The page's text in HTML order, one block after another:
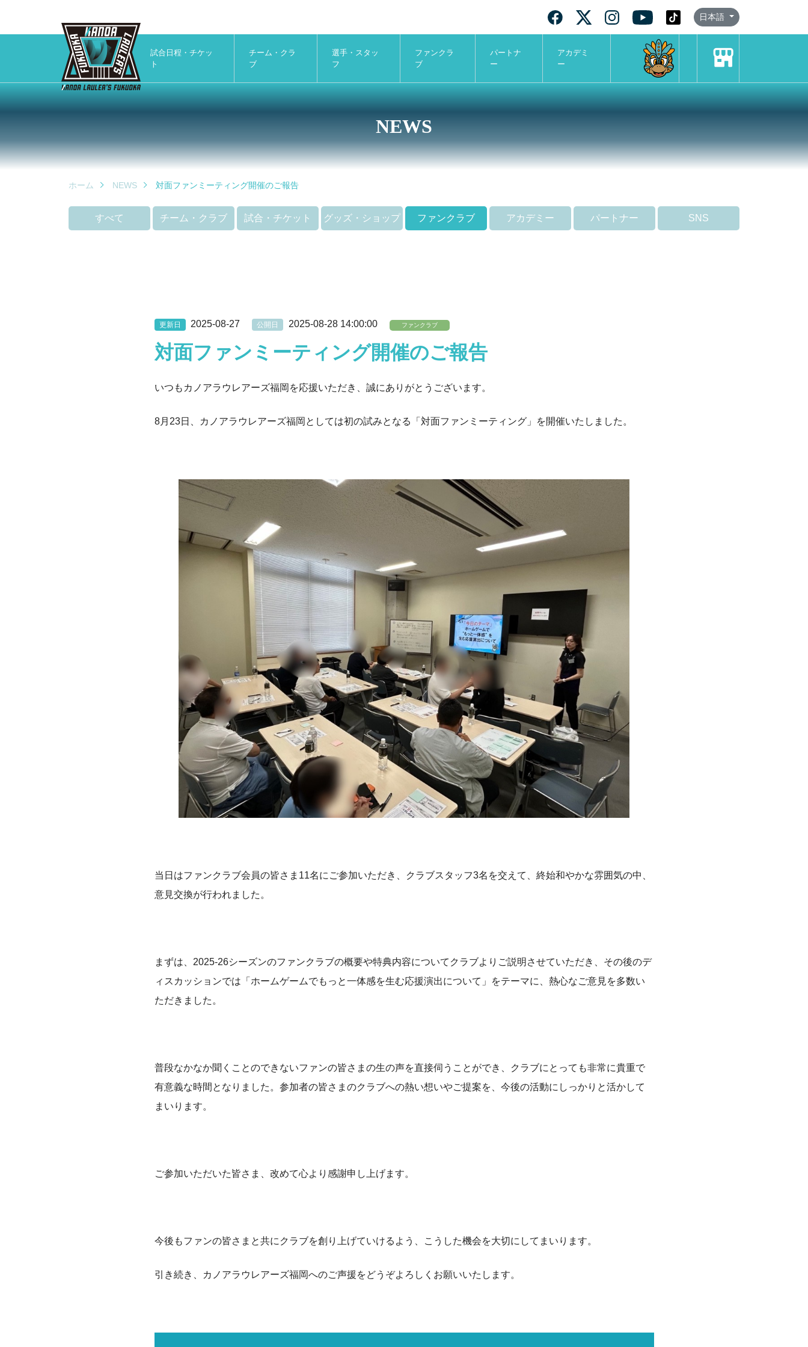
日本語
試合日程・チケッ
ト
チーム・クラ
ブ
選手・スタッ
フ
ファンクラ
ブ
パートナ
ー
アカデミ
ー
NEWS
ホーム NEWS 対面ファンミーティング開催のご報告
すべて チーム・クラブ 試合・チケット グッズ・ショップ ファンクラブ アカデミー パートナー SNS
更新日 2025-08-27 公開日 2025-08-28 14:00:00 ファンクラブ
対面ファンミーティング開催のご報告
いつもカノアラウレアーズ福岡を応援いただき、誠にありがとうございます。
8月23日、カノアラウレアーズ福岡としては初の試みとなる「対面ファンミーティング」を開催いたしました。
当日はファンクラブ会員の皆さま11名にご参加いただき、クラブスタッフ3名を交えて、終始和やかな雰囲気の中、
意見交換が行われました。
まずは、2025-26シーズンのファンクラブの概要や特典内容についてクラブよりご説明させていただき、その後のデ
ィスカッションでは「ホームゲームでもっと一体感を生む応援演出について」をテーマに、熱心なご意見を多数い
ただきました。
普段なかなか聞くことのできないファンの皆さまの生の声を直接伺うことができ、クラブにとっても非常に貴重で
有意義な時間となりました。参加者の皆さまのクラブへの熱い想いやご提案を、今後の活動にしっかりと活かして
まいります。
ご参加いただいた皆さま、改めて心より感謝申し上げます。
今後もファンの皆さまと共にクラブを創り上げていけるよう、こうした機会を大切にしてまいります。
引き続き、カノアラウレアーズ福岡へのご声援をどうぞよろしくお願いいたします。